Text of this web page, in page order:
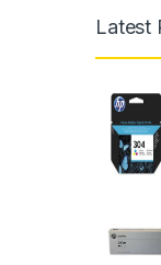
Latest